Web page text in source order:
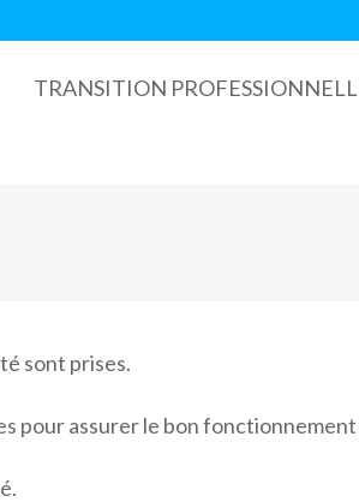
TRANSITION
sont prises.
pour assurer le bon